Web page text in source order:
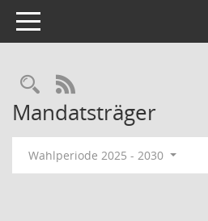
Toggle navigation
Rechercheauswahl
RSS-Feed
Mandatsträger
Wahlperiode 2025 - 2030